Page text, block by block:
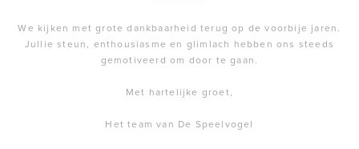
We kijken met grote dankbaarheid terug op de voorbije jaren.
Jullie steun, enthousiasme en glimlach hebben ons steeds
gemotiveerd om door te gaan.
Met hartelijke groet,
Het team van De Speelvogel